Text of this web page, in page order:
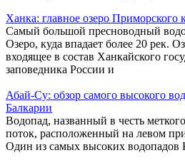
Ханка: главное озеро Приморского
Самый большой пресноводный
Озеро, куда впадает более 20 рек.
входящее в состав Ханкайского
заповедника России и
Абай-Су: обзор самого высокого
Балкарии
Водопад, названный в честь
поток, расположенный на левом
Один из самых высоких водопадов